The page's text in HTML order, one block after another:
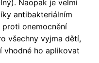
Naopak je velmi
antibakteriálním
onemocnění
všechny vyjma dětí,
vhodné ho aplikovat